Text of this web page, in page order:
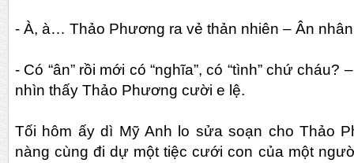
- À, à… Thảo Phương ra vẻ thản nhiên – Ân
- Có “ân” rồi mới có “nghĩa”, có “tình” chứ
nhìn thấy Thảo Phương cười e lệ.
Tối hôm ấy dì Mỹ Anh lo sửa soạn cho Thảo
nàng cùng đi dự một tiệc cưới con của một